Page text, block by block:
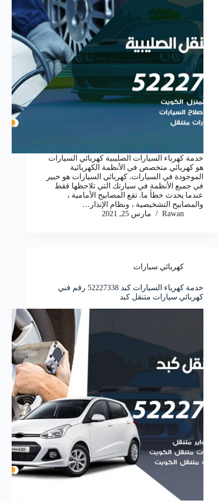
خدمة كهرباء السيارات الصليبية كهربائي السيارات
هو كهربائي متخصص في الأنظمة الكهربائية
الموجودة في السيارات. كهربائي السيارات هو خبير
في جميع الأنظمة في سيارتك التي تلاحظها فقط
عندما يحدث خطأ ما. تقع المصابيح الأمامية ،
والمصابيح التشخيصية ، ونظام الإنذار…
Rawan
مارس 25, 2021
كهربائي سيارات
خدمة كهرباء السيارات كبد 52227338 رقم فني
كهربائي سيارات متنقل كبد